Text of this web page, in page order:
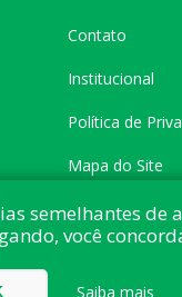
Contato
Institucional
Política de
Mapa do Site
autorais © 2026 Button
semelhantes de
você
Saiba mais